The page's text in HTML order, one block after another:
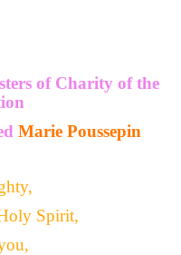
of Charity of the
Marie Poussepin
Spirit,